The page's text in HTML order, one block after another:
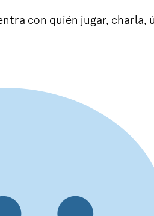
con quién jugar, charla,